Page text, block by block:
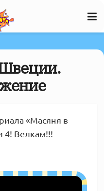
«Масяня в
4! Велкам!!!